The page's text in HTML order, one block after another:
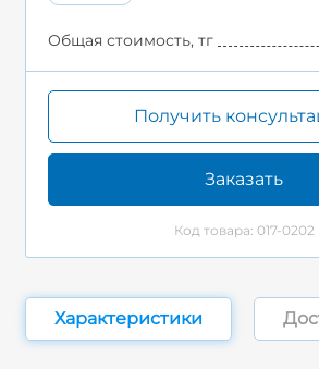
Общая стоимость, тг
Получить
Заказать
Код товара: 017-0202
Характеристики